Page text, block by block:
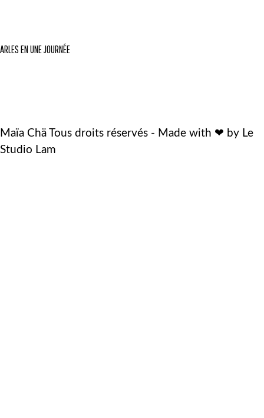
ARLES EN UNE JOURNÉE
Maïa Chä Tous droits réservés - Made with ❤ by Le
Studio Lam